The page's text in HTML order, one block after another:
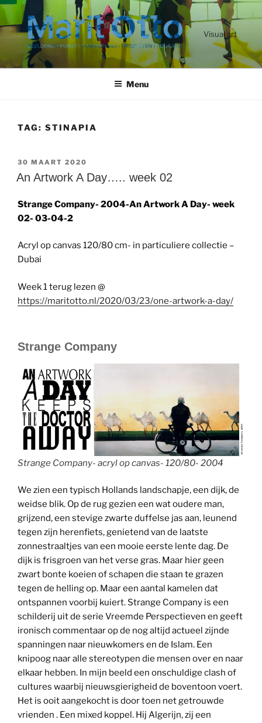
Ga
naar
de
Visual art
Menu
TAG: STINAPIA
GEPLAATST
OP
30 MAART 2020
An Artwork A Day….. week 02
Strange Company- 2004-An Artwork A Day- week
02- 03-04-2
Acryl op canvas 120/80 cm- in particuliere collectie –
Dubai
Week 1 terug lezen @
https://maritotto.nl/2020/03/23/one-artwork-a-day/
Strange Company
Strange Company- acryl op canvas- 120/80- 2004
We zien een typisch Hollands landschapje, een dijk, de
weidse blik. Op de rug gezien een wat oudere man,
grijzend, een stevige zwarte duffelse jas aan, leunend
tegen zijn herenfiets, genietend van de laatste
zonnestraaltjes van een mooie eerste lente dag. De
dijk is frisgroen van het verse gras. Maar hier geen
zwart bonte koeien of schapen die staan te grazen
tegen de helling op. Maar een aantal kamelen dat
ontspannen voorbij kuiert. Strange Company is een
schilderij uit de serie Vreemde Perspectieven en geeft
ironisch commentaar op de nog altijd actueel zijnde
spanningen naar nieuwkomers en de Islam. Een
knipoog naar alle stereotypen die mensen over en naar
elkaar hebben. In mijn beeld een onschuldige clash of
cultures waarbij nieuwsgierigheid de boventoon voert.
Het is ooit aangekocht is door toen net getrouwde
vrienden . Een mixed koppel. Hij Algerijn, zij een